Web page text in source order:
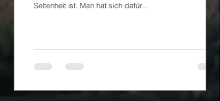
Seltenheit ist. Man hat sich dafür...